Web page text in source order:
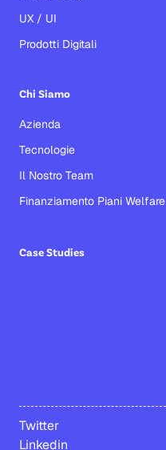
UX / UI
Prodotti Digitali
Chi Siamo
Azienda
Tecnologie
Il Nostro Team
Finanziamento Piani Welfare
Case Studies
Twitter
Linkedin